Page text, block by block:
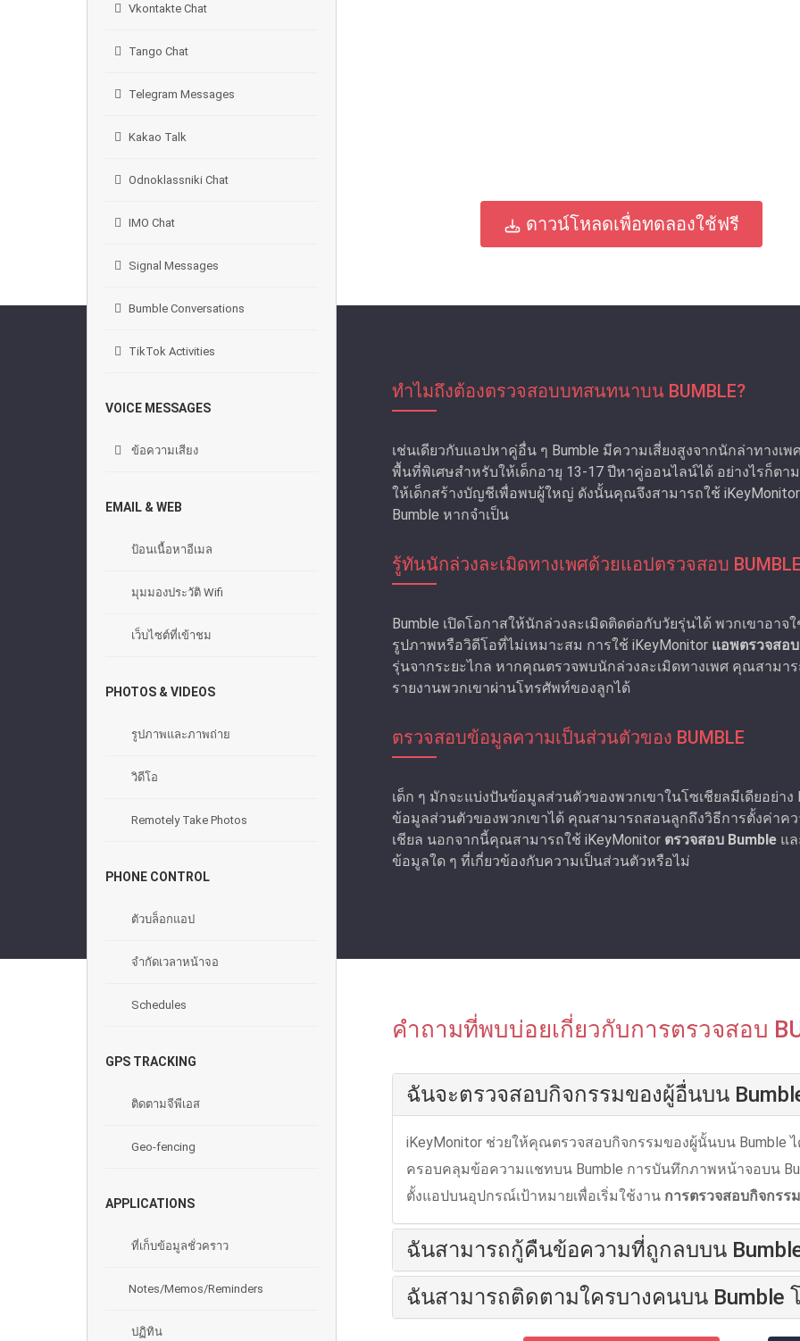
ดาวน์โหลดเพื่อทดลองใช้ฟรี
ทําไมถึงต้องตรวจสอบบทสนทนาบน BUMBLE?
เช่นเดียวกับแอปหาคู่อื่น ๆ Bumble มีความเสี่ยงสูงจากนักล่าทางเพ
พื้นที่พิเศษสําหรับให้เด็กอายุ 13-17 ปีหาคู่ออนไลน์ได้ อย่างไรก็ตา
ให้เด็กสร้างบัญชีเพื่อพบผู้ใหญ่ ดังนั้นคุณจึงสามารถใช้ iKeyMonitor
Bumble หากจําเป็น
รู้ทันนักล่วงละเมิดทางเพศด้วยแอปตรวจสอบ BUMBLE
Bumble เปิดโอกาสให้นักล่วงละเมิดติดต่อกับวัยรุ่นได้ พวกเขาอา
รูปภาพหรือวิดีโอที่ไม่เหมาะสม การใช้ iKeyMonitor แอพตรวจสอ
รุ่นจากระยะไกล หากคุณตรวจพบนักล่วงละเมิดทางเพศ คุณสาม
รายงานพวกเขาผ่านโทรศัพท์ของลูกได้
ตรวจสอบข้อมูลความเป็นส่วนตัวของ BUMBLE
เด็ก ๆ มักจะแบ่งปันข้อมูลส่วนตัวของพวกเขาในโซเชียลมีเดียอย่า
ข้อมูลส่วนตัวของพวกเขาได้ คุณสามารถสอนลูกถึงวิธีการตั้งค่าค
เชียล นอกจากนี้คุณสามารถใช้ iKeyMonitor ตรวจสอบ Bumble แ
ข้อมูลใด ๆ ที่เกี่ยวข้องกับความเป็นส่วนตัวหรือไม่
คําถามที่พบบ่อยเกี่ยวกับการตรวจสอบ
ฉันจะตรวจสอบกิจกรรมของผู้อื่นบน
iKeyMonitor ช่วยให้คุณตรวจสอบกิจกรรมของผู้นั้นบน Bumble
ครอบคลุมข้อความแชทบน Bumble การบันทึกภาพหน้าจอบน
ตั้งแอปบนอุปกรณ์เป้าหมายเพื่อเริ่มใช้งาน การตรวจสอบกิจกรร
ฉันสามารถกู้คืนข้อความที่ถูกลบบน
ฉันสามารถติดตามใครบางคนบน Bumble
Vkontakte Chat
Tango Chat
Telegram Messages
Kakao Talk
Odnoklassniki Chat
IMO Chat
Signal Messages
Bumble Conversations
TikTok Activities
VOICE MESSAGES
ข้อความเสียง
EMAIL & WEB
ป้อนเนื้อหาอีเมล
มุมมองประวัติ Wifi
เว็บไซต์ที่เข้าชม
PHOTOS & VIDEOS
รูปภาพและภาพถ่าย
วิดีโอ
Remotely Take Photos
PHONE CONTROL
ตัวบล็อกแอป
จํากัดเวลาหน้าจอ
Schedules
GPS TRACKING
ติดตามจีพีเอส
Geo-fencing
APPLICATIONS
ที่เก็บข้อมูลชั่วคราว
Notes/Memos/Reminders
ปฏิทิน